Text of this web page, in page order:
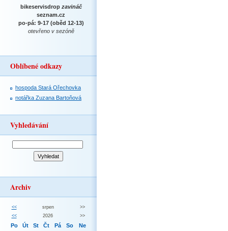
bikeservisdrop zavináč
seznam.cz
po-pá: 9-17 (oběd 12-13)
otevřeno v sezóně
Oblíbené odkazy
hospoda Stará Ořechovka
notářka Zuzana Bartoňová
Vyhledávání
Archiv
<< srpen
>>
<<
2026 >>
Po Út St Čt Pá So Ne